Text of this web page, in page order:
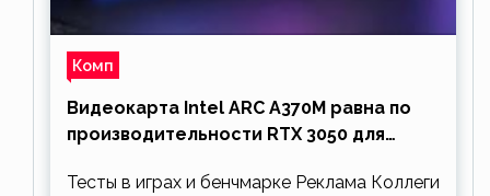
Комп
Видеокарта Intel ARC A370M равна по
производительности RTX 3050 для
Тесты в играх и бенчмарке Реклама Коллеги